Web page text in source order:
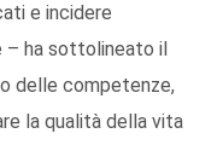
e incidere
– ha sottolineato il
delle competenze,
la qualità della vita